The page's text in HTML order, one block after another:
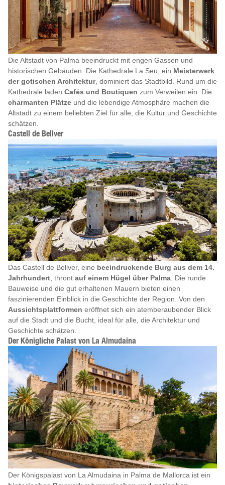
Die Altstadt von Palma beeindruckt mit engen Gassen und
historischen Gebäuden. Die Kathedrale La Seu, ein Meisterwerk
der gotischen Architektur, dominiert das Stadtbild. Rund um die
Kathedrale laden Cafés und Boutiquen zum Verweilen ein. Die
charmanten Plätze und die lebendige Atmosphäre machen die
Altstadt zu einem beliebten Ziel für alle, die Kultur und Geschichte
schätzen.
Castell de Bellver
Das Castell de Bellver, eine beeindruckende Burg aus dem 14.
Jahrhundert , thront auf einem Hügel über Palma . Die runde
Bauweise und die gut erhaltenen Mauern bieten einen
faszinierenden Einblick in die Geschichte der Region. Von den
Aussichtsplattformen eröffnet sich ein atemberaubender Blick
auf die Stadt und die Bucht, ideal für alle, die Architektur und
Geschichte schätzen.
Der Königliche Palast von La Almudaina
Der Königspalast von La Almudaina in Palma de Mallorca ist ein